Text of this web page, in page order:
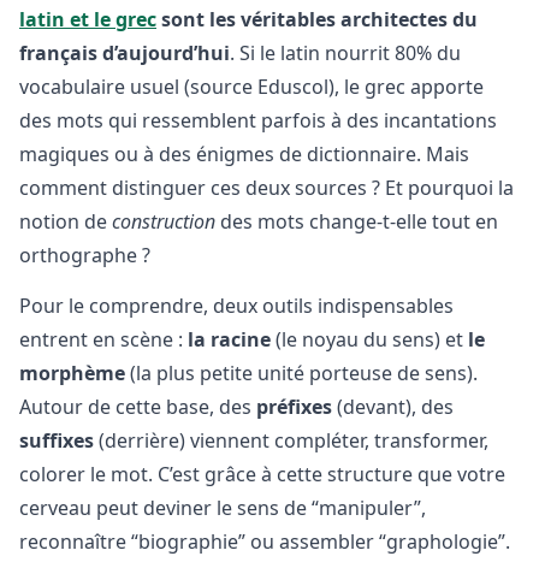
latin et le grecsont les véritables architectes du
français d’aujourd’hui. Si le latin nourrit 80% du
vocabulaire usuel (source Eduscol), le grec apporte
des mots qui ressemblent parfois à des incantations
magiques ou à des énigmes de dictionnaire. Mais
comment distinguer ces deux sources ? Et pourquoi la
notion deconstruction des mots change-t-elle tout en
orthographe ?
Pour le comprendre, deux outils indispensables
entrent en scène : la racine(le noyau du sens) et le
morphème(la plus petite unité porteuse de sens).
Autour de cette base, des préfixes(devant), des
suffixes(derrière) viennent compléter, transformer,
colorer le mot. C’est grâce à cette structure que votre
cerveau peut deviner le sens de “manipuler”,
reconnaître “biographie” ou assembler “graphologie”.